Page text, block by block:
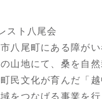
スト八尾会
八尾町にある障がい
山地にて、桑を自
民文化が育んだ「
をつなげる事業を